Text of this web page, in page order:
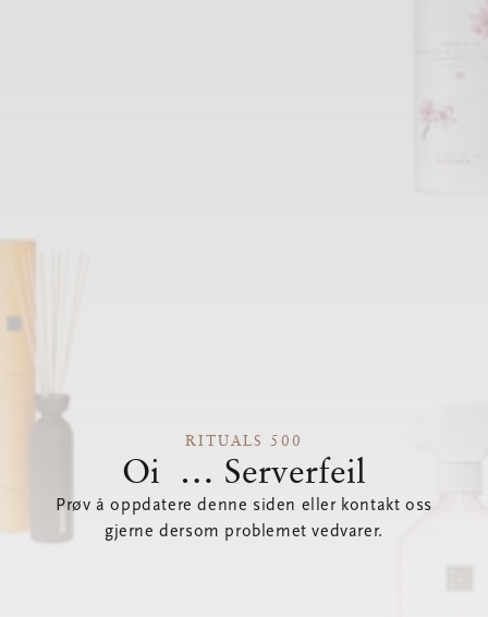
RITUALS 500
Oi … Serverfeil
Prøv å oppdatere denne siden eller kontakt oss
gjerne dersom problemet vedvarer.